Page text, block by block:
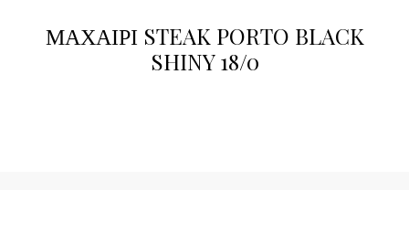
ΜΑΧΑΙΡΙ STEAK PORTO BLACK
SHINY 18/0